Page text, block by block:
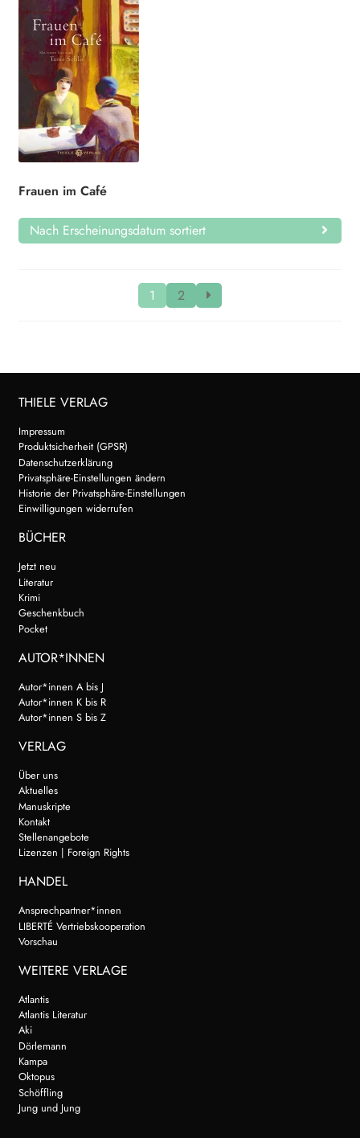
Frauen im Café
Nach Erscheinungsdatum sortiert
1 2
THIELE VERLAG
Impressum
Produktsicherheit (GPSR)
Datenschutzerklärung
Privatsphäre-Einstellungen ändern
Historie der Privatsphäre-Einstellungen
Einwilligungen widerrufen
BÜCHER
Jetzt neu
Literatur
Krimi
Geschenkbuch
Pocket
AUTOR*INNEN
Autor*innen A bis J
Autor*innen K bis R
Autor*innen S bis Z
VERLAG
Über uns
Aktuelles
Manuskripte
Kontakt
Stellenangebote
Lizenzen | Foreign Rights
HANDEL
Ansprechpartner*innen
LIBERTÉ Vertriebskooperation
Vorschau
WEITERE VERLAGE
Atlantis
Atlantis Literatur
Aki
Dörlemann
Kampa
Oktopus
Schöffling
Jung und Jung